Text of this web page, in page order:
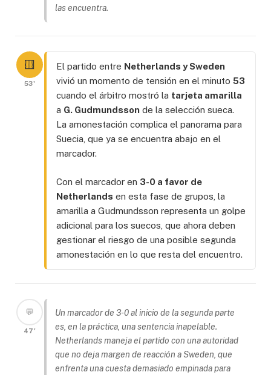
las encuentra.
🟨
53'
El partido entre Netherlands y Sweden
vivió un momento de tensión en el minuto 53
cuando el árbitro mostró la tarjeta amarilla
a G. Gudmundsson de la selección sueca.
La amonestación complica el panorama para
Suecia, que ya se encuentra abajo en el
marcador.
Con el marcador en 3-0 a favor de
Netherlands en esta fase de grupos, la
amarilla a Gudmundsson representa un golpe
adicional para los suecos, que ahora deben
gestionar el riesgo de una posible segunda
amonestación en lo que resta del encuentro.
💬
47'
Un marcador de 3-0 al inicio de la segunda parte
es, en la práctica, una sentencia inapelable.
Netherlands maneja el partido con una autoridad
que no deja margen de reacción a Sweden, que
enfrenta una cuesta demasiado empinada para